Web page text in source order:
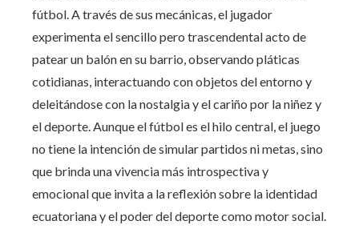
fútbol. A través de sus mecánicas, el jugador
experimenta el sencillo pero trascendental acto de
patear un balón en su barrio, observando pláticas
cotidianas, interactuando con objetos del entorno y
deleitándose con la nostalgia y el cariño por la niñez y
el deporte. Aunque el fútbol es el hilo central, el juego
no tiene la intención de simular partidos ni metas, sino
que brinda una vivencia más introspectiva y
emocional que invita a la reflexión sobre la identidad
ecuatoriana y el poder del deporte como motor social.